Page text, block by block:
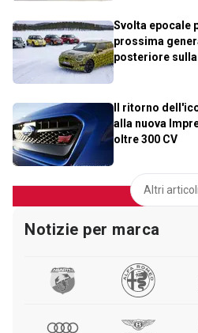
Svolta epocale
prossima
posteriore sulla
Il ritorno
alla nuova
oltre 300 CV
Altri articoli
Notizie per marca